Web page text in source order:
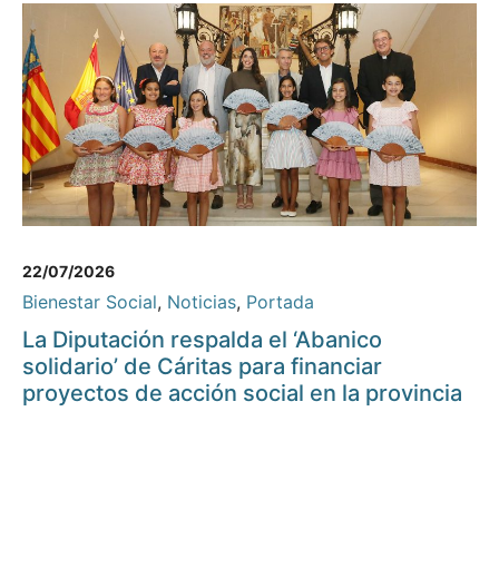
22/07/2026
Bienestar Social, Noticias, Portada
La Diputación respalda el ‘Abanico
solidario’ de Cáritas para financiar
proyectos de acción social en la provincia